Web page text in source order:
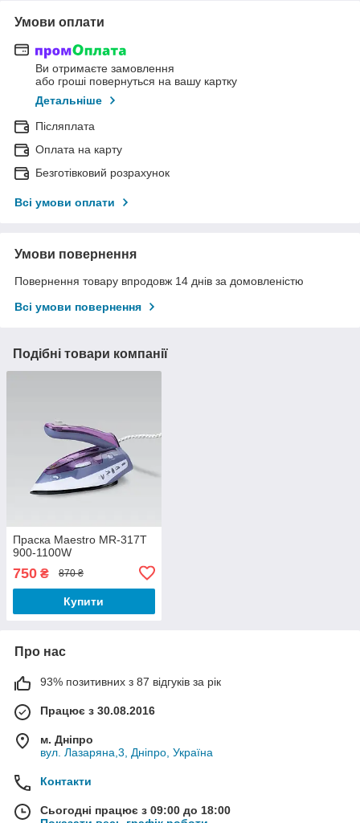
Умови оплати
Ви отримаєте замовлення
або гроші повернуться на вашу картку
Детальніше
Післяплата
Оплата на карту
Безготівковий розрахунок
Всі умови оплати
Умови повернення
Повернення товару впродовж 14 днів за домовленістю
Всі умови повернення
Подібні товари компанії
Праска Maestro MR-317T
900-1100W
750 ₴ 870 ₴
Купити
Про нас
93% позитивних з 87 відгуків за рік
Працює з 30.08.2016
м. Дніпро
вул. Лазаряна,3, Дніпро, Україна
Контакти
Сьогодні працює з 09:00 до 18:00